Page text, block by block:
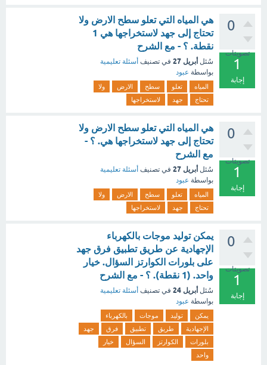
0
تصويتات
1
إجابة
هي المياه التي تعلو سطح الارض ولا
تحتاج إلى جهد لاستخراجها هي 1
نقطة. ؟ - مع الشرح
سُئل أبريل 27 في تصنيف أسئلة تعليمية
بواسطة عبود
المياه تعلو سطح الارض
ولا
تحتاج
جهد لاستخراجها
0
تصويتات
1
إجابة
هي المياه التي تعلو سطح الارض ولا
تحتاج إلى جهد لاستخراجها هي. ؟ -
مع الشرح
سُئل أبريل 27 في تصنيف أسئلة تعليمية
بواسطة عبود
المياه تعلو سطح الارض
ولا
تحتاج
جهد لاستخراجها
0
تصويتات
1
إجابة
يمكن توليد موجات بالكهرباء
الإجهادية عن طريق تطبيق فرق جهد
على بلورات الكوارتز السؤال. خيار
واحد. (1 نقطة). ؟ - مع الشرح
سُئل أبريل 24 في تصنيف أسئلة تعليمية
بواسطة عبود
يمكن توليد موجات
بالكهرباء
الإجهادية
طريق تطبيق فرق
جهد
بلورات
الكوارتز السؤال
خيار
واحد